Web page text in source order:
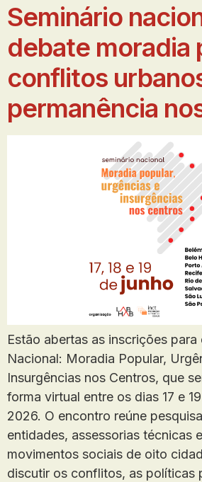
Seminário
debate moradia
conflitos
permanência
Estão abertas as inscrições para
Nacional: Moradia Popular,
Insurgências nos Centros, que
forma virtual entre os dias 17 e
2026. O encontro reúne
entidades, assessorias técnicas
movimentos sociais de oito
discutir os conflitos, as políticas